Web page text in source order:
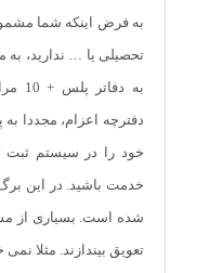
به فرض اینکه شما
تحصیلی یا … ندارید،
به
خود را در سیستم ثبت
خدمت باشید. در این
شده است. بسیاری از
تعویق بیندازند. مثلا